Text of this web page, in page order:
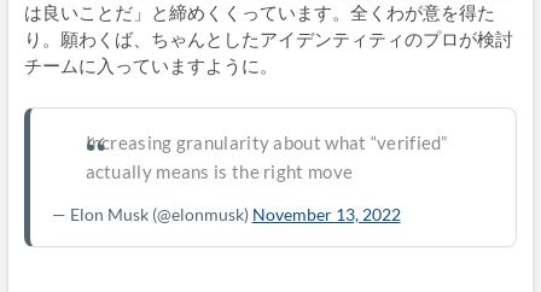
は良いことだ」と締めくくっています。全くわが意を得た
り。願わくば、ちゃんとしたアイデンティティのプロが検討
チームに入っていますように。
Increasing granularity about what “verified”
actually means is the right move
— Elon Musk (@elonmusk) November 13, 2022